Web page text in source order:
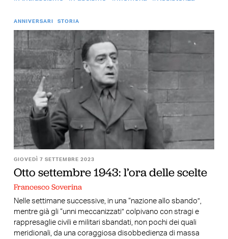
ANNIVERSARI STORIA
GIOVEDÌ 7 SETTEMBRE 2023
Otto settembre 1943: l’ora delle scelte
Francesco Soverina
Nelle settimane successive, in una “nazione allo sbando”,
mentre già gli “unni meccanizzati” colpivano con stragi e
rappresaglie civili e militari sbandati, non pochi dei quali
meridionali, da una coraggiosa disobbedienza di massa